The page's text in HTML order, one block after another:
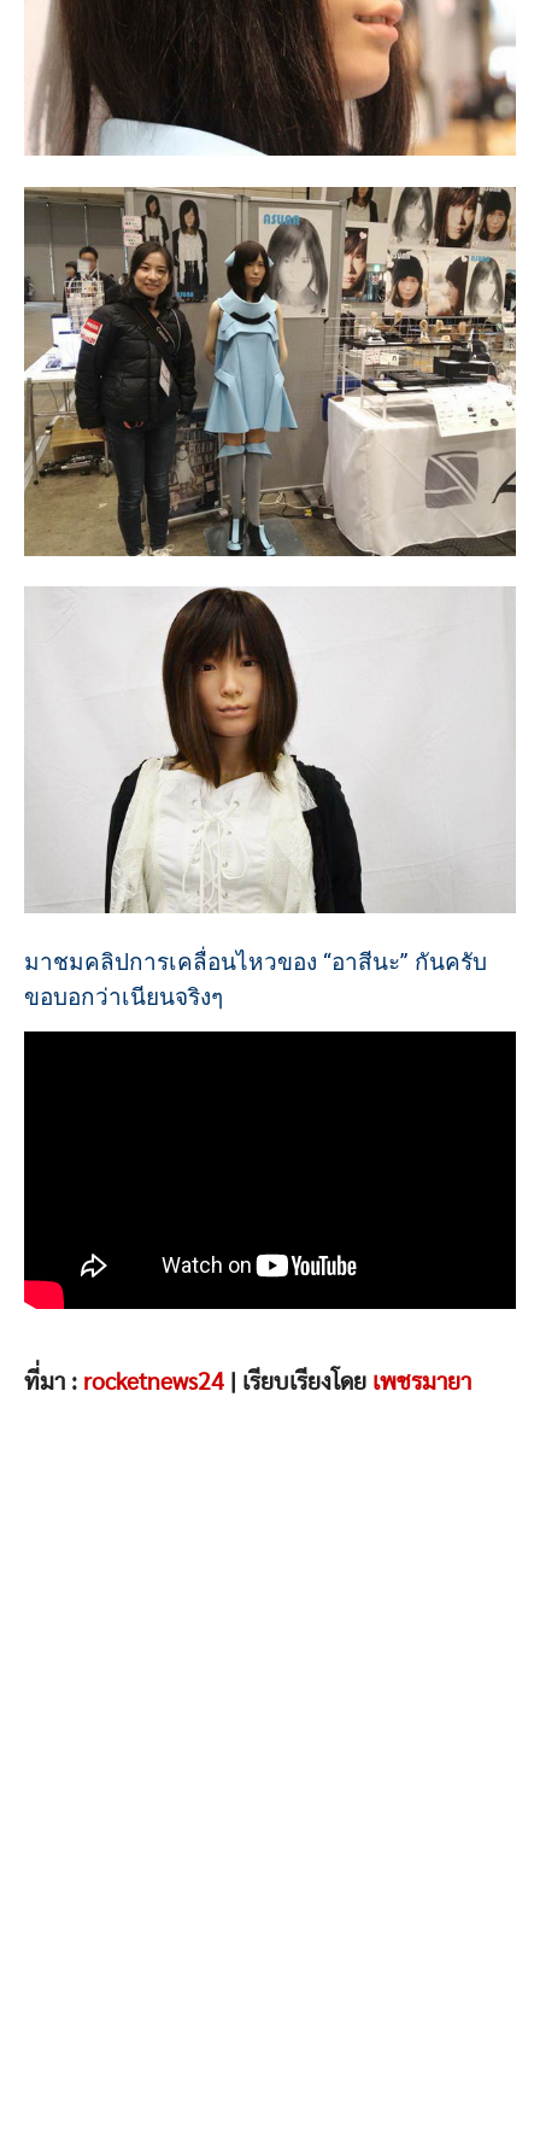
มาชมคลิปการเคลื่อนไหวของ “อาสีนะ” กันครับ
ขอบอกว่าเนียนจริงๆ
ที่มา : rocketnews24 | เรียบเรียงโดย เพชรมายา